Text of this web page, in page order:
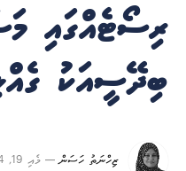
ރިސޯޓެއްގައި
ބިދޭސީއަކު
ޒިހްނަތު ހަސަން މެއި 19, 2024